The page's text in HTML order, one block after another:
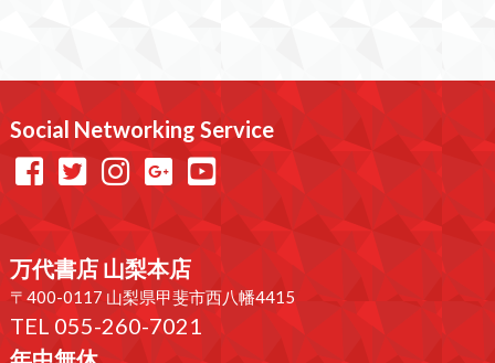
Social Networking Service
万代書店 山梨本店
〒400-0117 山梨県甲斐市西八幡4415
TEL 055-260-7021